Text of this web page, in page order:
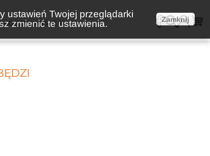
ustawień Twojej przeglądarki
zmienić te ustawienia.
Zamknij
KOSZTY WYSYŁKI